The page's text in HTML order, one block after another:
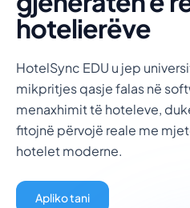
Bujtina
Hotele Kondominium
Menaxherë Pronash
Rreth Nesh
Integrimet
Pyetjet e shpeshta
Blogu
Partneritete
HotelSync EDU
hotelierëve
HotelSync EDU u jep
mikpritjes qasje falas në
menaxhimit të hoteleve,
fitojnë përvojë reale me
hotelet moderne.
Apliko tani